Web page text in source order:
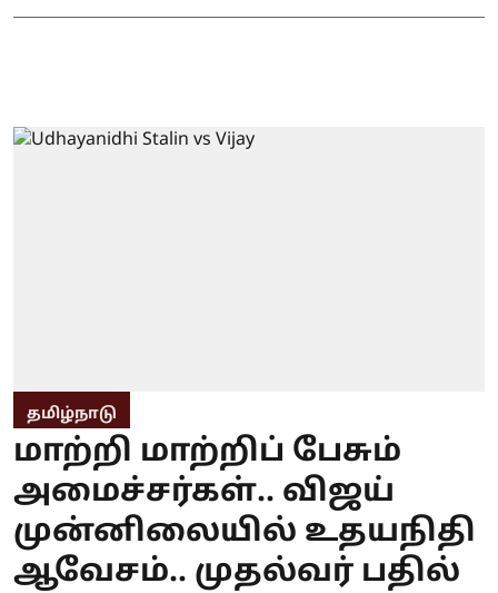
தமிழ்நாடு
மாற்றி மாற்றிப் பேசும்
அமைச்சர்கள்.. விஜய்
முன்னிலையில் உதயநிதி
ஆவேசம்.. முதல்வர் பதில்